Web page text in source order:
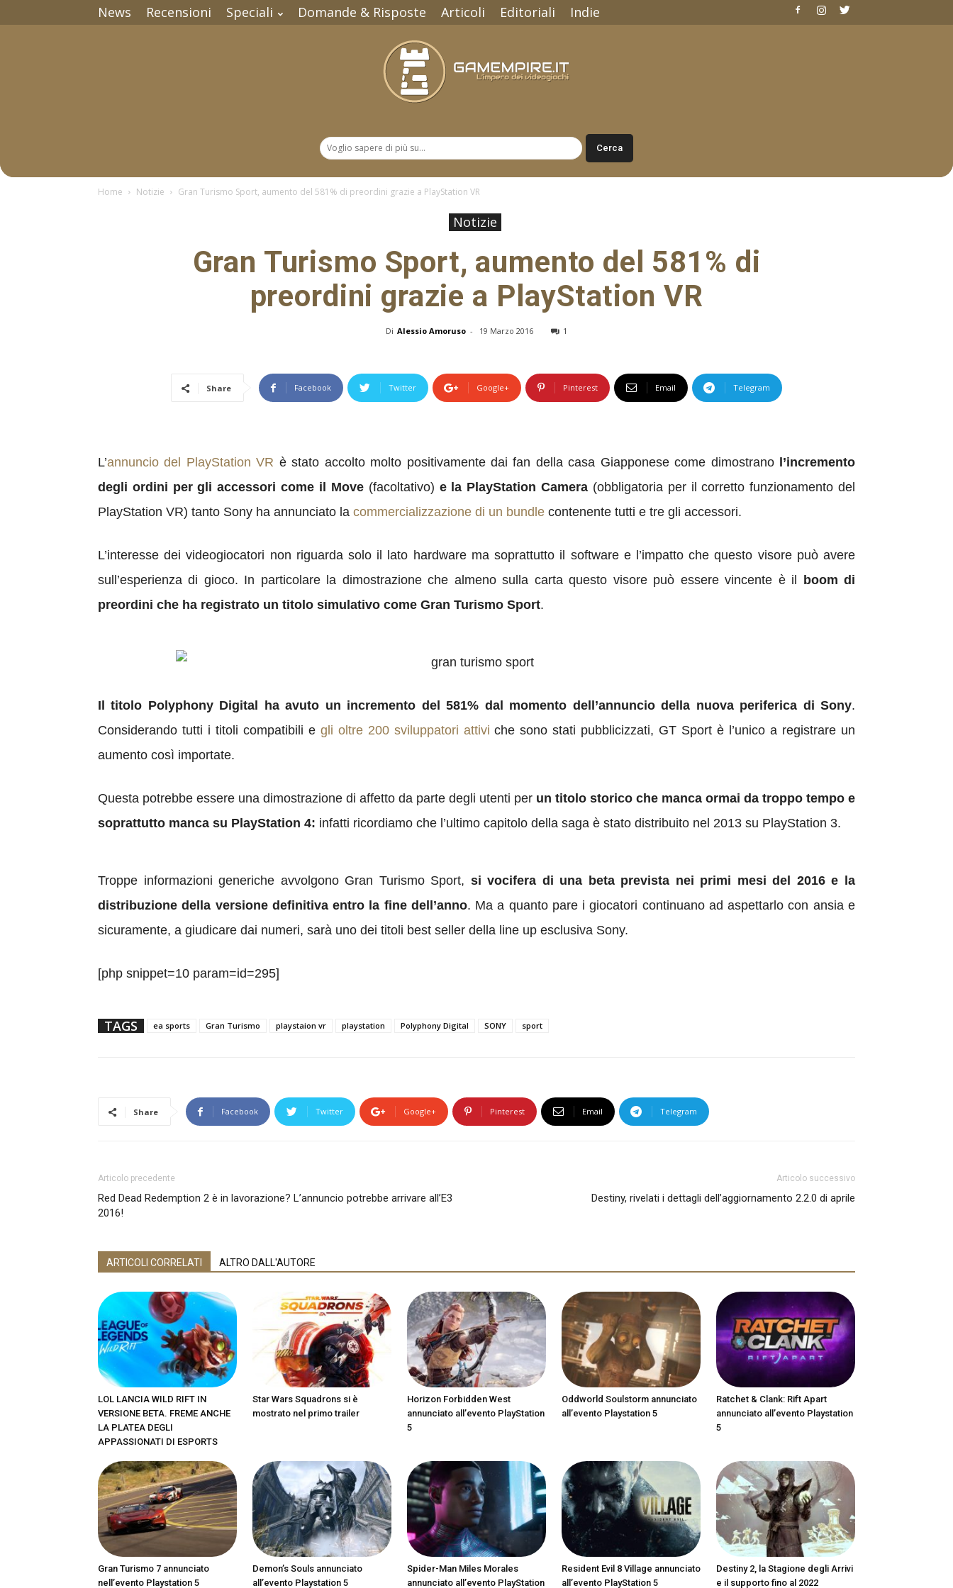
News Recensioni Speciali Domande & Risposte Articoli Editoriali Indie
Home Notizie Gran Turismo Sport, aumento del 581% di preordini grazie a PlayStation VR
Notizie
Gran Turismo Sport, aumento del 581% di
preordini grazie a PlayStation VR
Di Alessio Amoruso - 19 Marzo 2016 1
Share Facebook Twitter Google+ Pinterest Email Telegram
L’annuncio del PlayStation VR è stato accolto molto positivamente dai fan della casa Giapponese come dimostrano
l’incremento
degli ordini per gli accessori come il Move (facoltativo) e la PlayStation Camera (obbligatoria per il corretto funzionamento del
PlayStation VR) tanto Sony ha annunciato la commercializzazione di un bundle contenente tutti e tre gli accessori.
L’interesse dei videogiocatori non riguarda solo il lato hardware ma soprattutto il software e l’impatto che questo visore può avere
sull’esperienza di gioco. In particolare la dimostrazione che almeno sulla carta questo visore può essere vincente è il
boom di
preordini che ha registrato un titolo simulativo come Gran Turismo Sport.
Il titolo Polyphony Digital ha avuto un incremento del 581% dal momento dell’annuncio della nuova periferica di Sony.
Considerando tutti i titoli compatibili e gli oltre 200 sviluppatori attivi che sono stati pubblicizzati, GT Sport è l’unico a registrare un
aumento così importate.
Questa potrebbe essere una dimostrazione di affetto da parte degli utenti per un titolo storico che manca ormai da troppo tempo e
soprattutto manca su PlayStation 4: infatti ricordiamo che l’ultimo capitolo della saga è stato distribuito nel 2013 su PlayStation 3.
Troppe informazioni generiche avvolgono Gran Turismo Sport, si vocifera di una beta prevista nei primi mesi del 2016 e la
distribuzione della versione definitiva entro la fine dell’anno. Ma a quanto pare i giocatori continuano ad aspettarlo con ansia e
sicuramente, a giudicare dai numeri, sarà uno dei titoli best seller della line up esclusiva Sony.
[php snippet=10 param=id=295]
TAGS ea sports Gran Turismo playstaion vr playstation Polyphony Digital SONY sport
Share Facebook Twitter Google+ Pinterest Email Telegram
Articolo precedente
Red Dead Redemption 2 è in lavorazione? L’annuncio potrebbe arrivare all’E3
2016!
Articolo successivo
Destiny, rivelati i dettagli dell’aggiornamento 2.2.0 di aprile
ARTICOLI CORRELATI ALTRO DALL'AUTORE
LOL LANCIA WILD RIFT IN
VERSIONE BETA. FREME ANCHE
LA PLATEA DEGLI
APPASSIONATI DI ESPORTS
Star Wars Squadrons si è
mostrato nel primo trailer
Horizon Forbidden West
annunciato all’evento PlayStation
5
Oddworld Soulstorm annunciato
all’evento Playstation 5
Ratchet & Clank: Rift Apart
annunciato all’evento Playstation
5
Gran Turismo 7 annunciato
nell’evento Playstation 5
Demon’s Souls annunciato
all’evento Playstation 5
Spider-Man Miles Morales
annunciato all’evento PlayStation
Resident Evil 8 Village annunciato
all’evento PlayStation 5
Destiny 2, la Stagione degli Arrivi
e il supporto fino al 2022